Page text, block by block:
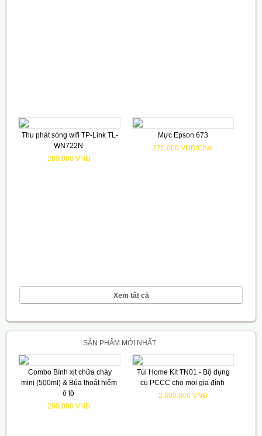
Thu phát sóng wifi TP-Link TL-
WN722N
280.000 VNĐ
Mực Epson 673
375.000 VNĐ/Chai
Xem tất cả
SẢN PHẨM MỚI NHẤT
Combo Bình xịt chữa cháy
mini (500ml) & Búa thoát hiểm
ô tô
290.000 VNĐ
Túi Home Kit TN01 - Bộ dụng
cụ PCCC cho mọi gia đình
2.600.000 VNĐ